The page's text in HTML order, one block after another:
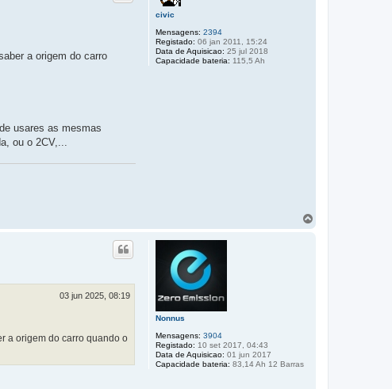
civic
Mensagens: 2394
Registado: 06 jan 2011, 15:24
Data de Aquisicao: 25 jul 2018
Capacidade bateria: 115,5 Ah
a origem do carro
usares as mesmas
ou o 2CV,...
Nonnus
Mensagens: 3904
Registado: 10 set 2017, 04:43
Data de Aquisicao: 01 jun 2017
Capacidade bateria: 83,14 Ah 12 Barras
03 jun 2025, 08:19
a origem do carro quando o